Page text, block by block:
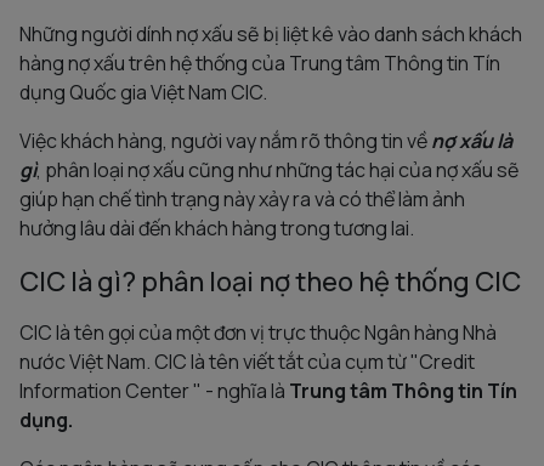
Những người dính nợ xấu sẽ bị liệt kê vào danh sách khách
hàng nợ xấu trên hệ thống của Trung tâm Thông tin Tín
dụng Quốc gia Việt Nam CIC.
Việc khách hàng, người vay nắm rõ thông tin vềnợ xấu là
gì, phân loại nợ xấu cũng như những tác hại của nợ xấu sẽ
giúp hạn chế tình trạng này xảy ra và có thể làm ảnh
hưởng lâu dài đến khách hàng trong tương lai.
CIC là gì? phân loại nợ theo hệ thống CIC
CIC là tên gọi của một đơn vị trực thuộc Ngân hàng Nhà
nước Việt Nam. CIC là tên viết tắt của cụm từ "Credit
Information Center " - nghĩa là Trung tâm Thông tin Tín
dụng.